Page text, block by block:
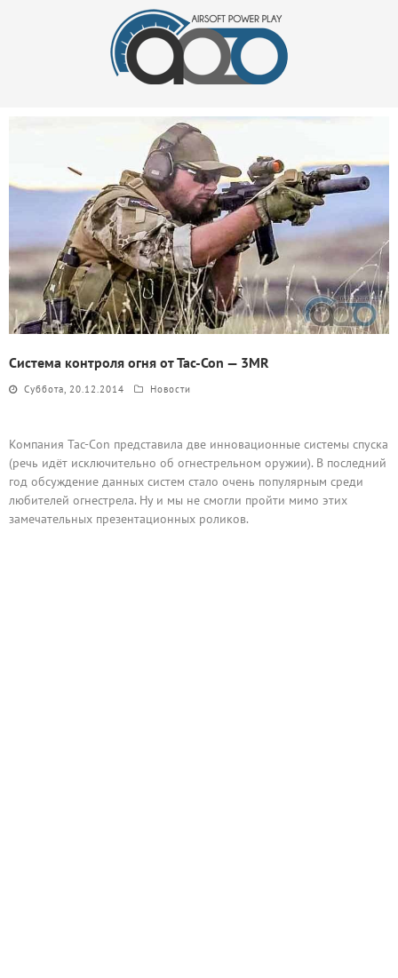
Система контроля огня от Tac-Con — 3MR
Суббота, 20.12.2014 Новости
Компания Tac-Con представила две инновационные системы спуска
(речь идёт исключительно об огнестрельном оружии). В последний
год обсуждение данных систем стало очень популярным среди
любителей огнестрела. Ну и мы не смогли пройти мимо этих
замечательных презентационных роликов.